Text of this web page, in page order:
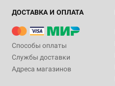
ДОСТАВКА И ОПЛАТА
Способы оплаты
Службы доставки
Адреса магазинов